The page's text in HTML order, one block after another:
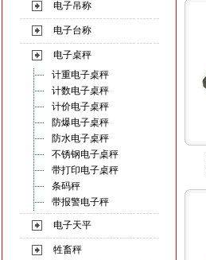
电子吊称
电子台称
电子桌秤
计重电子桌秤
计数电子桌秤
计价电子桌秤
防爆电子桌秤
防水电子桌秤
不锈钢电子桌秤
带打印电子桌秤
条码秤
带报警电子秤
电子天平
牲畜秤